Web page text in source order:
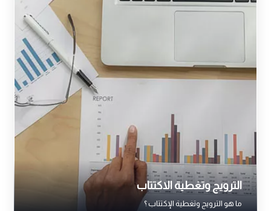
الترويج وتغطية الاكتتاب
ما هو الترويج وتغطية الإكتتاب ؟